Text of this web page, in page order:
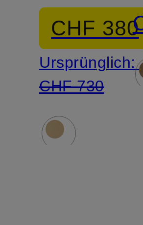
CHF 380
Ursprünglich:
CHF 730